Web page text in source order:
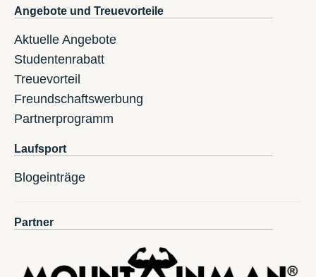
Angebote und Treuevorteile
Aktuelle Angebote
Studentenrabatt
Treuevorteil
Freundschaftswerbung
Partnerprogramm
Laufsport
Blogeinträge
Partner